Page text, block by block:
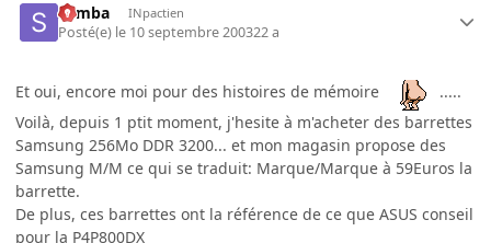
Semba INpactien
Posté(e) le 10 septembre 200322 a
Et oui, encore moi pour des histoires de mémoire
.....
Voilà, depuis 1 ptit moment, j'hesite à m'acheter des barrettes
Samsung 256Mo DDR 3200... et mon magasin propose des
Samsung M/M ce qui se traduit: Marque/Marque à 59Euros la
barrette.
De plus, ces barrettes ont la référence de ce que ASUS conseil
pour la P4P800DX